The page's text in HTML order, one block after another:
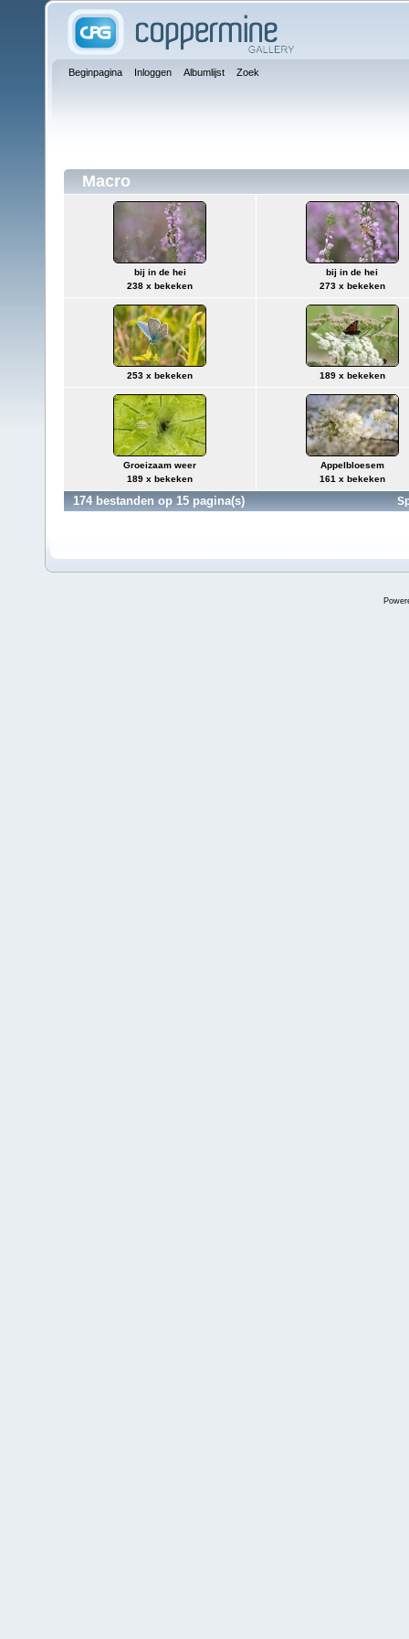
Beginpagina Inloggen Albumlijst Zoek
Macro
bij in de hei
238 x bekeken
bij in de hei
273 x bekeken
253 x bekeken 189 x bekeken
Groeizaam weer
189 x bekeken
Appelbloesem
161 x bekeken
174 bestanden op 15 pagina(s)